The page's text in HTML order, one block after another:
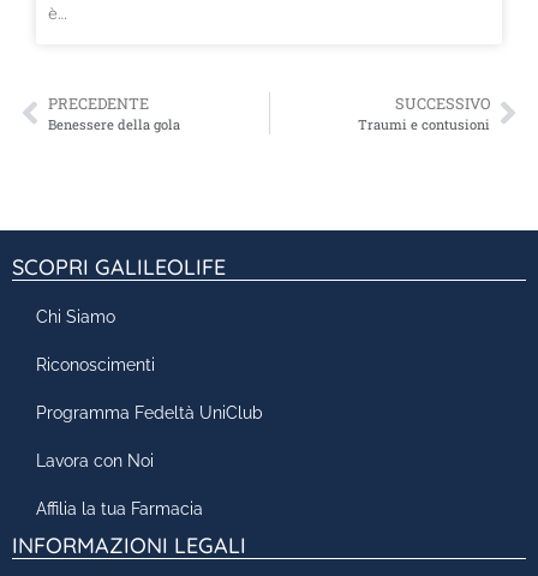
è…
PRECEDENTE
Benessere della gola
SUCCESSIVO
Traumi e contusioni
SCOPRI GALILEOLIFE
Chi Siamo
Riconoscimenti
Programma Fedeltà UniClub
Lavora con Noi
Affilia la tua Farmacia
INFORMAZIONI LEGALI